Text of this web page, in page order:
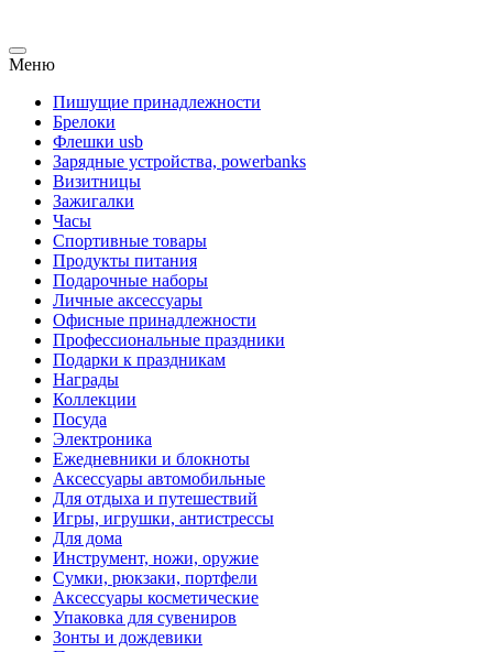
Меню
Пишущие принадлежности
Брелоки
Флешки usb
Зарядные устройства, powerbanks
Визитницы
Зажигалки
Часы
Спортивные товары
Продукты питания
Подарочные наборы
Личные аксессуары
Офисные принадлежности
Профессиональные праздники
Подарки к праздникам
Награды
Коллекции
Посуда
Электроника
Ежедневники и блокноты
Аксессуары автомобильные
Для отдыха и путешествий
Игры, игрушки, антистрессы
Для дома
Инструмент, ножи, оружие
Сумки, рюкзаки, портфели
Аксессуары косметические
Упаковка для сувениров
Зонты и дождевики